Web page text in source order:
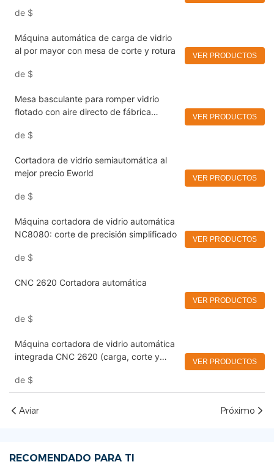
de $
Máquina automática de carga de vidrio
al por mayor con mesa de corte y rotura
de $
VER PRODUCTOS
Mesa basculante para romper vidrio
flotado con aire directo de fábrica
de $
VER PRODUCTOS
Cortadora de vidrio semiautomática al
mejor precio Eworld
de $
VER PRODUCTOS
Máquina cortadora de vidrio automática
NC8080: corte de precisión simplificado
de $
VER PRODUCTOS
CNC 2620 Cortadora automática
de $
VER PRODUCTOS
Máquina cortadora de vidrio automática
integrada CNC 2620 (carga, corte y
de $
VER PRODUCTOS
Aviar Próximo
RECOMENDADO PARA TI